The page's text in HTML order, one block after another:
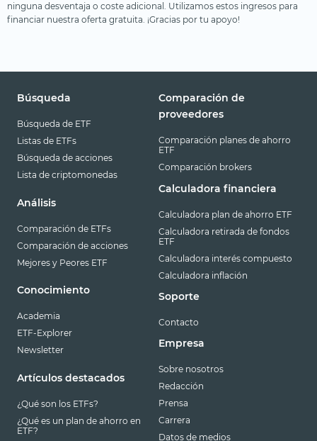
ninguna desventaja o coste adicional. Utilizamos estos ingresos para
financiar nuestra oferta gratuita. ¡Gracias por tu apoyo!
Búsqueda
Búsqueda de ETF
Listas de ETFs
Búsqueda de acciones
Lista de criptomonedas
Análisis
Comparación de ETFs
Comparación de acciones
Mejores y Peores ETF
Conocimiento
Academia
ETF-Explorer
Newsletter
Artículos destacados
¿Qué son los ETFs?
¿Qué es un plan de ahorro en
ETF?
Comparación de
proveedores
Comparación planes de ahorro
ETF
Comparación brokers
Calculadora financiera
Calculadora plan de ahorro ETF
Calculadora retirada de fondos
ETF
Calculadora interés compuesto
Calculadora inflación
Soporte
Contacto
Empresa
Sobre nosotros
Redacción
Prensa
Carrera
Datos de medios